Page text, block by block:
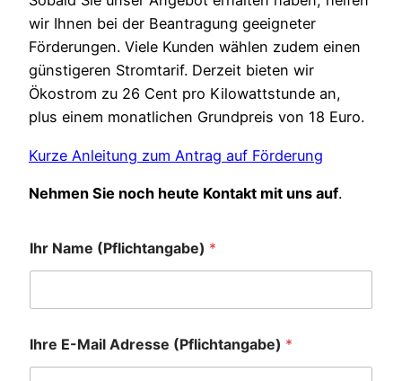
wir Ihnen bei der Beantragung geeigneter
Förderungen. Viele Kunden wählen zudem einen
günstigeren Stromtarif. Derzeit bieten wir
Ökostrom zu 26 Cent pro Kilowattstunde an,
plus einem monatlichen Grundpreis von 18 Euro.
Kurze Anleitung zum Antrag auf Förderung
Nehmen Sie noch heute Kontakt mit uns auf.
Ihr Name (Pflichtangabe) *
Ihre E-Mail Adresse (Pflichtangabe) *